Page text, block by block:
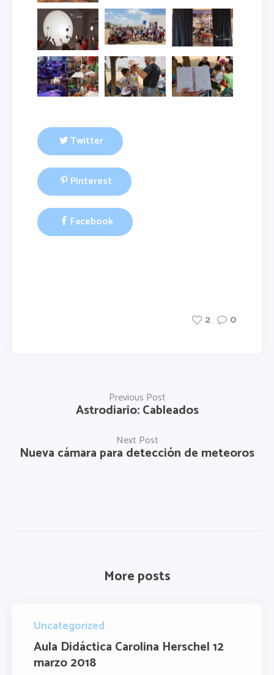
Twitter
Pinterest
Facebook
2 0
Astrodiario: Cableados
Previous Post
Nueva cámara para detección de meteoros
Next Post
More posts
Uncategorized
Aula Didáctica Carolina Herschel 12
marzo 2018